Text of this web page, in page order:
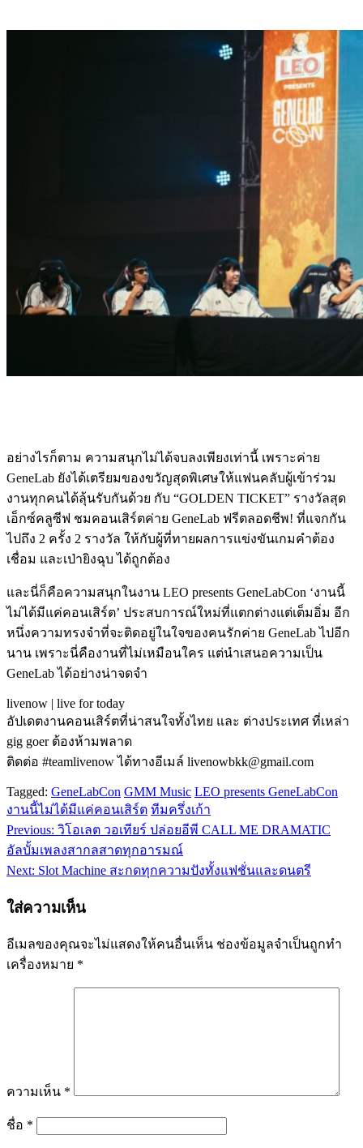
อย่างไรก็ตาม ความสนุกไม่ได้จบลงเพียงเท่านี้ เพราะค่าย
GeneLab ยังได้เตรียมของขวัญสุดพิเศษให้แฟนคลับผู้เข้าร่วม
งานทุกคนได้ลุ้นรับกันด้วย กับ “GOLDEN TICKET” รางวัลสุด
เอ็กซ์คลูซีฟ ชมคอนเสิร์ตค่าย GeneLab ฟรีตลอดชีพ! ที่แจกกัน
ไปถึง 2 ครั้ง 2 รางวัล ให้กับผู้ที่ทายผลการแข่งขันเกมคำต้อง
เชื่อม และเป่ายิงฉุบ ได้ถูกต้อง
และนี่ก็คือความสนุกในงาน LEO presents GeneLabCon ‘งานนี้
ไม่ได้มีแค่คอนเสิร์ต’ ประสบการณ์ใหม่ที่แตกต่างแต่เต็มอิ่ม อีก
หนึ่งความทรงจำที่จะติดอยู่ในใจของคนรักค่าย GeneLab ไปอีก
นาน เพราะนี่คืองานที่ไม่เหมือนใคร แต่นำเสนอความเป็น
GeneLab ได้อย่างน่าจดจำ
livenow | live for today
อัปเดตงานคอนเสิร์ตที่น่าสนใจทั้งไทย และ ต่างประเทศ ที่เหล่า
gig goer ต้องห้ามพลาด
ติดต่อ #teamlivenow ได้ทางอีเมล์ livenowbkk@gmail.com
Tagged: GeneLabCon GMM Music LEO presents GeneLabCon
งานนี้ไม่ได้มีแค่คอนเสิร์ต ทีมครึ่งเก้า
แนะแนว
เรื่อง
Previous: วิโอเลต วอเทียร์ ปล่อยอีพี CALL ME DRAMATIC
อัลบั้มเพลงสากลสาดทุกอารมณ์
Next: Slot Machine สะกดทุกความปังทั้งแฟชั่นและดนตรี
ใส่ความเห็น
อีเมลของคุณจะไม่แสดงให้คนอื่นเห็น ช่องข้อมูลจำเป็นถูกทำ
เครื่องหมาย *
ความเห็น *
ชื่อ *